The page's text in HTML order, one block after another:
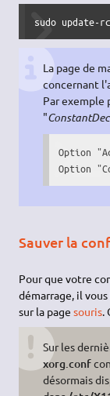
sudo update-
La page de
concernant
Par exemple
"
Option
Option
Sauver la
Pour que votre
démarrage, il
sur la pagesouris
Sur les
xorg.conf
désormais